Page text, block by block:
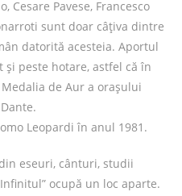
Cesare Pavese, Francesco
sunt doar câțiva dintre
datorită acesteia. Aportul
peste hotare, astfel că în
de Aur a orașului
Leopardi în anul 1981.
eseuri, cânturi, studii
ocupă un loc aparte.